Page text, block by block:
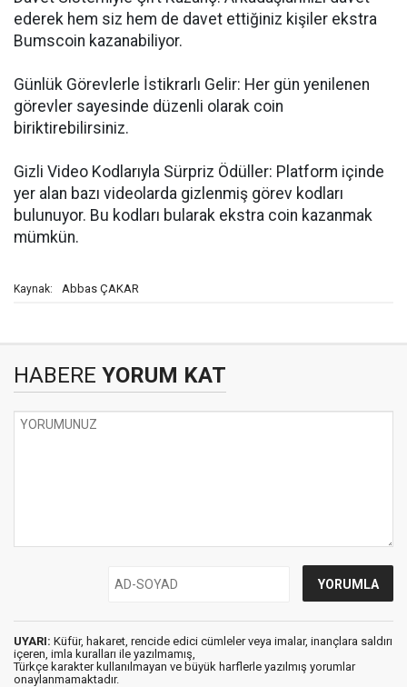
ederek hem siz hem de davet ettiğiniz kişiler ekstra
Bumscoin kazanabiliyor.
Günlük Görevlerle İstikrarlı Gelir: Her gün yenilenen
görevler sayesinde düzenli olarak coin
biriktirebilirsiniz.
Gizli Video Kodlarıyla Sürpriz Ödüller: Platform içinde
yer alan bazı videolarda gizlenmiş görev kodları
bulunuyor. Bu kodları bularak ekstra coin kazanmak
mümkün.
Kaynak: Abbas ÇAKAR
HABERE YORUM KAT
UYARI: Küfür, hakaret, rencide edici cümleler veya imalar, inançlara saldırı
içeren, imla kuralları ile yazılmamış,
Türkçe karakter kullanılmayan ve büyük harflerle yazılmış yorumlar
onaylanmamaktadır.